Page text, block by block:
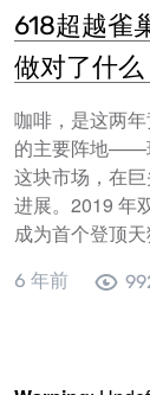
618超越雀
做对了什么
咖啡，是这两
的主要阵地——
这块市场，在
进展。2019 年
成为首个登顶
6 年前